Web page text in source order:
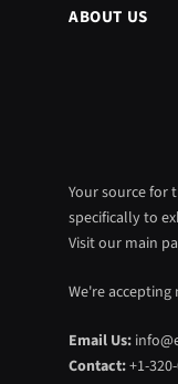
ABOUT US
Your source for
specifically to
Visit our main
We're
Email Us:
Contact:+1-